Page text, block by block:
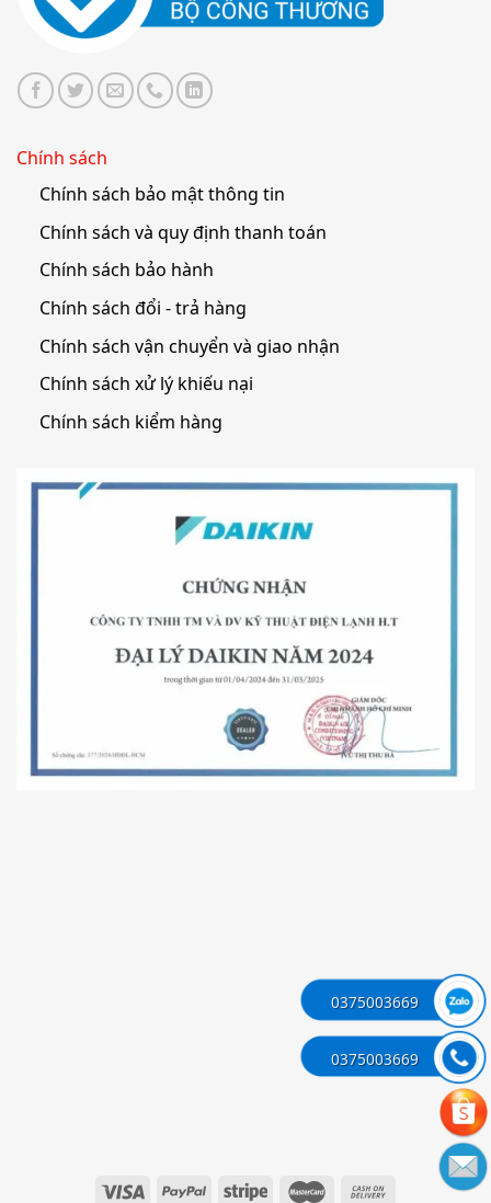
0375003669
0375003669
Chính sách
Chính sách bảo mật thông tin
Chính sách và quy định thanh toán
Chính sách bảo hành
Chính sách đổi - trả hàng
Chính sách vận chuyển và giao nhận
Chính sách xử lý khiếu nại
Chính sách kiểm hàng